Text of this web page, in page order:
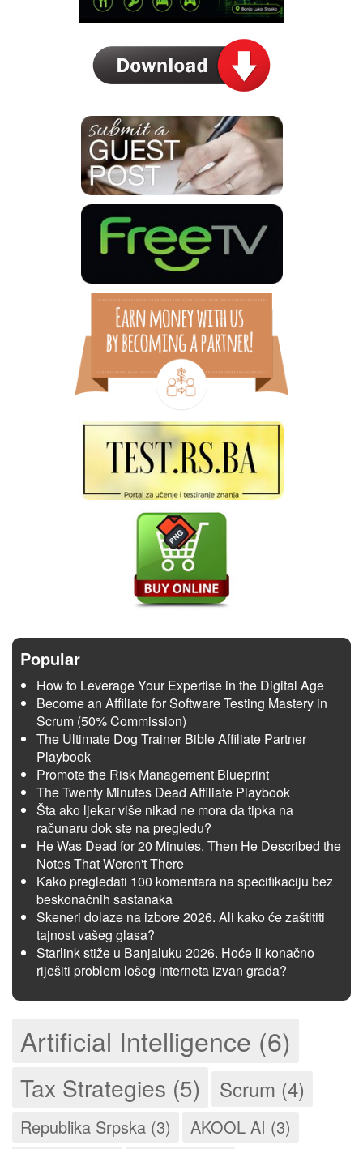
Popular
How to Leverage Your Expertise in the Digital Age
Become an Affiliate for Software Testing Mastery in
Scrum (50% Commission)
The Ultimate Dog Trainer Bible Affiliate Partner
Playbook
Promote the Risk Management Blueprint
The Twenty Minutes Dead Affiliate Playbook
Šta ako ljekar više nikad ne mora da tipka na
računaru dok ste na pregledu?
He Was Dead for 20 Minutes. Then He Described the
Notes That Weren't There
Kako pregledati 100 komentara na specifikaciju bez
beskonačnih sastanaka
Skeneri dolaze na izbore 2026. Ali kako će zaštititi
tajnost vašeg glasa?
Starlink stiže u Banjaluku 2026. Hoće li konačno
riješiti problem lošeg interneta izvan grada?
Artificial Intelligence (6)
Tax Strategies (5) Scrum (4)
Republika Srpska (3) AKOOL AI (3)